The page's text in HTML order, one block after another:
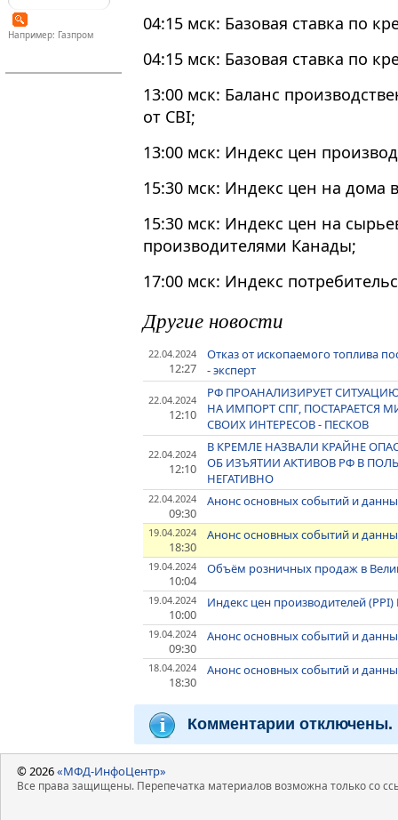
Например: Газпром
04:15 мск: Базовая ставка по
04:15 мск: Базовая ставка по
13:00 мск: Баланс
от CBI;
13:00 мск: Индекс цен
15:30 мск: Индекс цен на дома
15:30 мск: Индекс цен на
производителями Канады;
17:00 мск: Индекс
Другие новости
22.04.2024
12:27
Отказ от ископаемого топлива
- эксперт
22.04.2024
12:10
РФ ПРОАНАЛИЗИРУЕТ
НА ИМПОРТ СПГ, ПОСТАРАЕТСЯ
СВОИХ ИНТЕРЕСОВ - ПЕСКОВ
22.04.2024
12:10
В КРЕМЛЕ НАЗВАЛИ КРАЙНЕ
ОБ ИЗЪЯТИИ АКТИВОВ РФ В
НЕГАТИВНО
22.04.2024
09:30
Анонс основных событий и
19.04.2024
18:30
Анонс основных событий и
19.04.2024
10:04
Объём розничных продаж в
19.04.2024
10:00
Индекс цен производителей
19.04.2024
09:30
Анонс основных событий и
18.04.2024
18:30
Анонс основных событий и
Комментарии отключены.
© 2026«МФД-ИнфоЦентр»
Все права защищены. Перепечатка материалов возможна только со